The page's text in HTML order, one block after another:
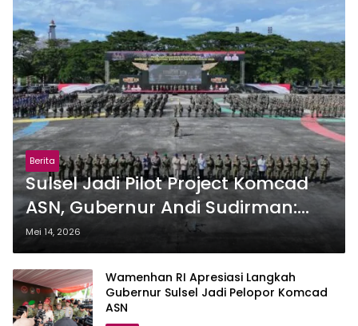
Berita
Sulsel Jadi Pilot Project Komcad
ASN, Gubernur Andi Sudirman:
Kita Harus Jadi Contoh Daerah
Lain
Mei 14, 2026
Wamenhan RI Apresiasi Langkah
Gubernur Sulsel Jadi Pelopor Komcad
ASN